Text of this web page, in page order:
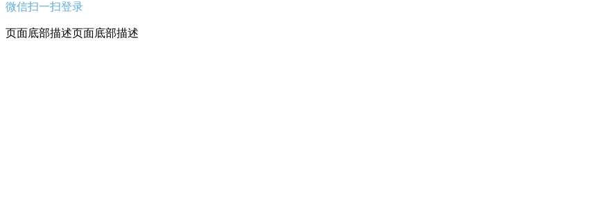
微信扫一扫登录
页面底部描述页面底部描述